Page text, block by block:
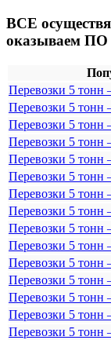
ВСЕ
оказываем
Перевозки 5
Перевозки 5
Перевозки 5
Перевозки 5
Перевозки 5
Перевозки 5
Перевозки 5
Перевозки 5
Перевозки 5
Перевозки 5
Перевозки 5
Перевозки 5
Перевозки 5
Перевозки 5
Перевозки 5